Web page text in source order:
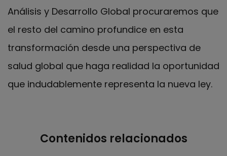
Análisis y Desarrollo Global procuraremos que
el resto del camino profundice en esta
transformación desde una perspectiva de
salud global que haga realidad la oportunidad
que indudablemente representa la nueva ley.
Contenidos relacionados